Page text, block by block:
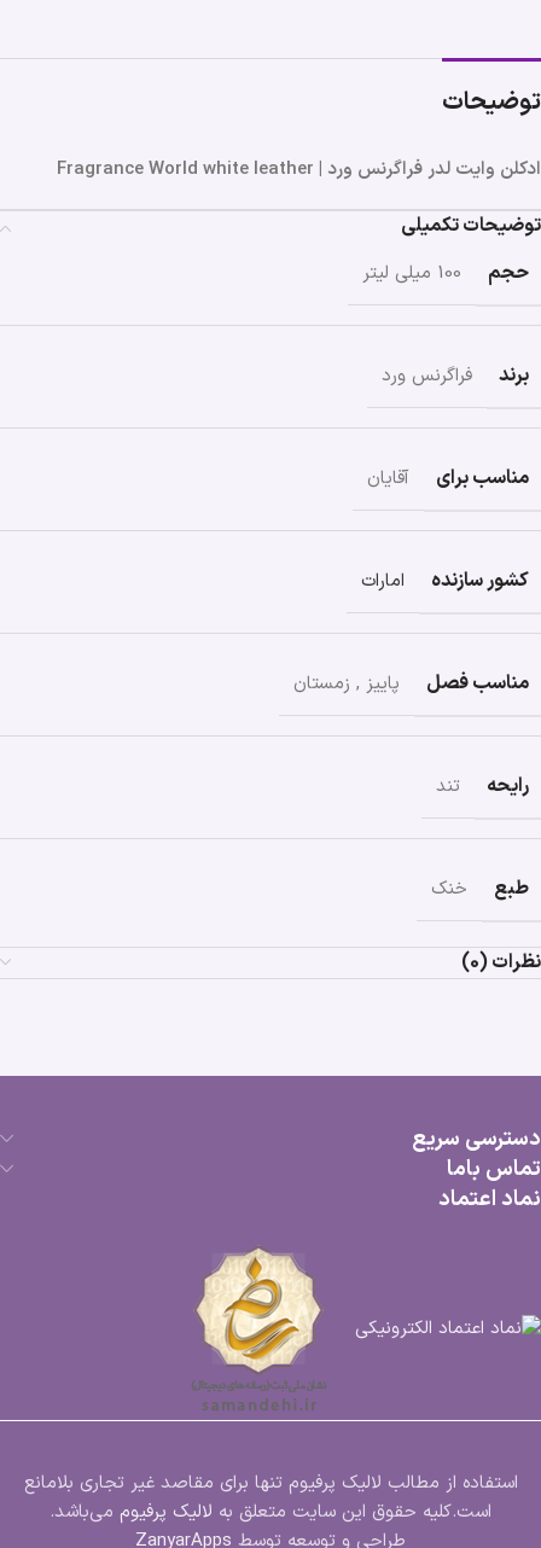
توضیحات
ادکلن وایت لدر فراگرنس ورد | Fragrance World white leather
توضیحات تکمیلی
حجم
100 میلی لیتر
برند فراگرنس ورد
مناسب برای آقایان
کشور سازنده امارات
مناسب فصل پاییز , زمستان
رایحه تند
طبع خنک
نظرات (0)
دسترسی سریع
تماس باما
نماد اعتماد
استفاده از مطالب لالیک پرفیوم تنها برای مقاصد غیر تجاری بلامانع
است.کلیه حقوق این سایت متعلق به لالیک پرفیوم می‌باشد.
طراحی و توسعه توسط ZanyarApps